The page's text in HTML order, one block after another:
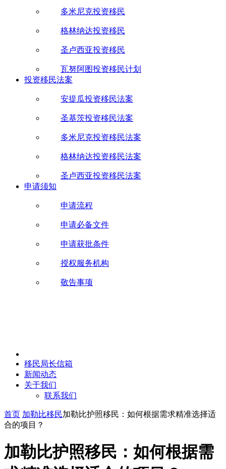
多米尼克投资移民
格林纳达投资移民
圣卢西亚投资移民
瓦努阿图投资移民计划
投资移民法案
安提瓜投资移民法案
圣基茨投资移民法案
多米尼克投资移民法案
格林纳达投资移民法案
圣卢西亚投资移民法案
申请须知
申请流程
申请必备文件
申请获批条件
授权服务机构
敬告事项
移民局长信箱
新闻动态
关于我们
联系我们
首页 加勒比移民加勒比护照移民：如何根据需求精准选择适
合的项目？
加勒比护照移民：如何根据需